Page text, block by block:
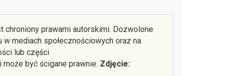
chroniony prawami autorskimi. Dozwolone
mediach społecznościowych oraz na
lub części
być ścigane prawnie. Zdjęcie: